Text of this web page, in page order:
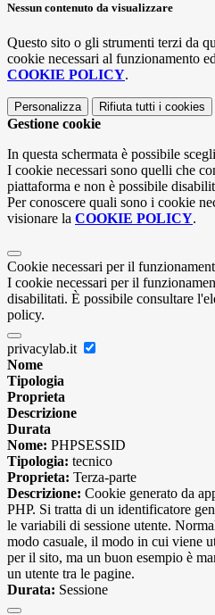
Nessun contenuto da visualizzare
Questo sito o gli strumenti terzi da
cookie necessari al funzionamento
COOKIE POLICY.
Personalizza Rifiuta tutti i cookies
Gestione cookie
In questa schermata è possibile
I cookie necessari sono quelli che
piattaforma e non è possibile
Per conoscere quali sono i cookie
visionare la COOKIE POLICY.
Cookie necessari per il
I cookie necessari per il
disabilitati. È possibile consultare
policy.
privacylab.it
Nome
Tipologia
Proprieta
Descrizione
Durata
Nome: PHPSESSID
Tipologia: tecnico
Proprieta: Terza-parte
Descrizione: Cookie generato da
PHP. Si tratta di un identificatore
le variabili di sessione utente.
modo casuale, il modo in cui viene
per il sito, ma un buon esempio è
un utente tra le pagine.
Durata: Sessione